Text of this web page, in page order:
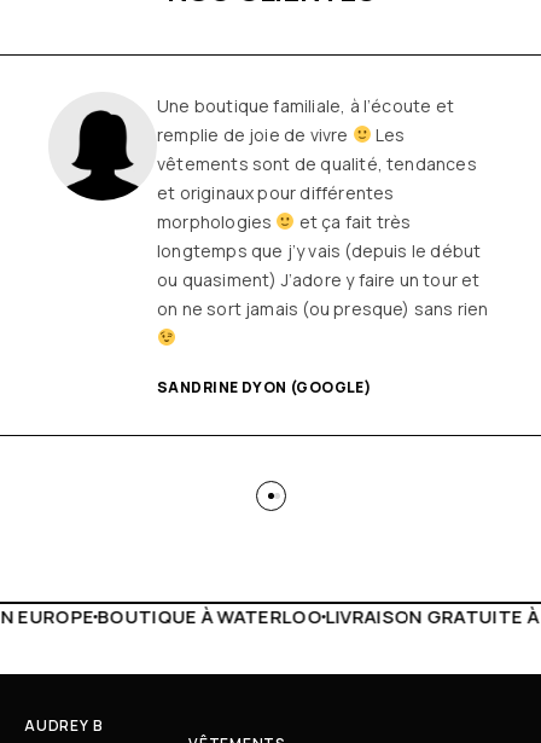
Une boutique familiale, à l’écoute et
remplie de joie de vivre
Les
vêtements sont de qualité, tendances
et originaux pour différentes
morphologies
et ça fait très
longtemps que j’y vais (depuis le début
ou quasiment) J’adore y faire un tour et
on ne sort jamais (ou presque) sans rien
SANDRINE DYON (GOOGLE)
LIVRAISON GRATUITE À PARTIR DE 150€LIVE
AUDREY B